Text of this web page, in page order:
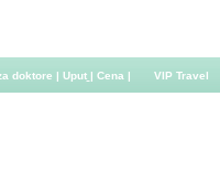
doktore | Uput | Cena | VIP Travel